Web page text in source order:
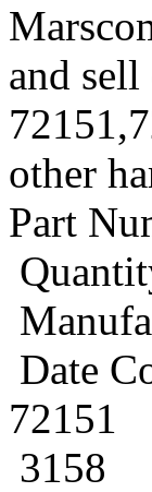
and
other
Part
Date
72151
3158